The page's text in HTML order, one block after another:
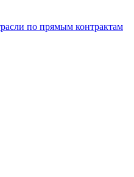
по прямым контрактам